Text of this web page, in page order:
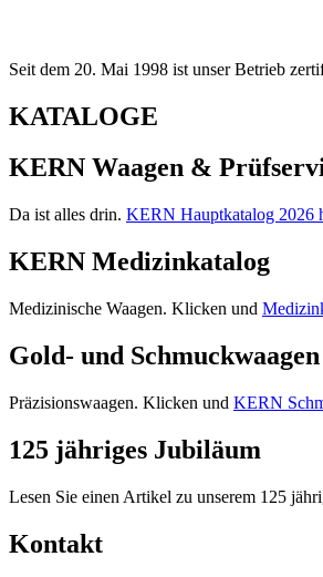
Seit dem 20. Mai 1998 ist unser Betrieb
KATALOGE
KERN Waagen &
Da ist alles drin. KERN Hauptkatalog 2026
KERN Medizinkatalog
Medizinische Waagen. Klicken und
Gold- und Schmuckwaagen
Präzisionswaagen. Klicken und KERN
125 jähriges Jubiläum
Lesen Sie einen Artikel zu unserem 125
Kontakt